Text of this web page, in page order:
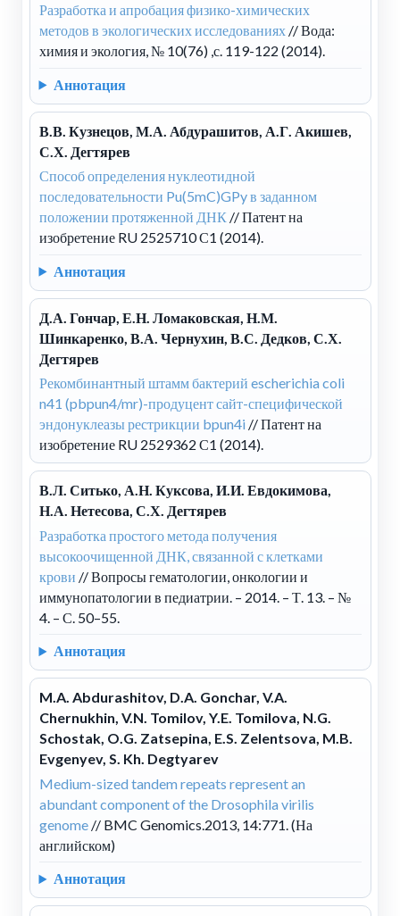
Разработка и апробация физико-химических
методов в экологических исследованиях // Вода:
химия и экология, № 10(76) ,с. 119-122 (2014).
Аннотация
В.В. Кузнецов, М.А. Абдурашитов, А.Г. Акишев,
С.Х. Дегтярев
Способ определения нуклеотидной
последовательности Pu(5mC)GPy в заданном
положении протяженной ДНК // Патент на
изобретение RU 2525710 С1 (2014).
Аннотация
Д.А. Гончар, Е.Н. Ломаковская, Н.М.
Шинкаренко, В.А. Чернухин, В.С. Дедков, С.Х.
Дегтярев
Рекомбинантный штамм бактерий escherichia coli
n41 (pbpun4/mr)-продуцент сайт-специфической
эндонуклеазы рестрикции bpun4i // Патент на
изобретение RU 2529362 С1 (2014).
В.Л. Ситько, А.Н. Куксова, И.И. Евдокимова,
Н.А. Нетесова, С.Х. Дегтярев
Разработка простого метода получения
высокоочищенной ДНК, связанной с клетками
крови // Вопросы гематологии, онкологии и
иммунопатологии в педиатрии. – 2014. – Т. 13. – №
4. – С. 50–55.
Аннотация
M.A. Abdurashitov, D.A. Gonchar, V.A.
Chernukhin, V.N. Tomilov, Y.E. Tomilova, N.G.
Schostak, O.G. Zatsepina, E.S. Zelentsova, M.B.
Evgenyev, S. Kh. Degtyarev
Medium-sized tandem repeats represent an
abundant component of the Drosophila virilis
genome // BMC Genomics.2013, 14:771. (На
английском)
Аннотация